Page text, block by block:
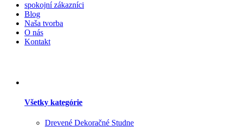
spokojní zákazníci
Blog
Naša tvorba
O nás
Kontakt
Všetky kategórie
Drevené Dekoračné Studne